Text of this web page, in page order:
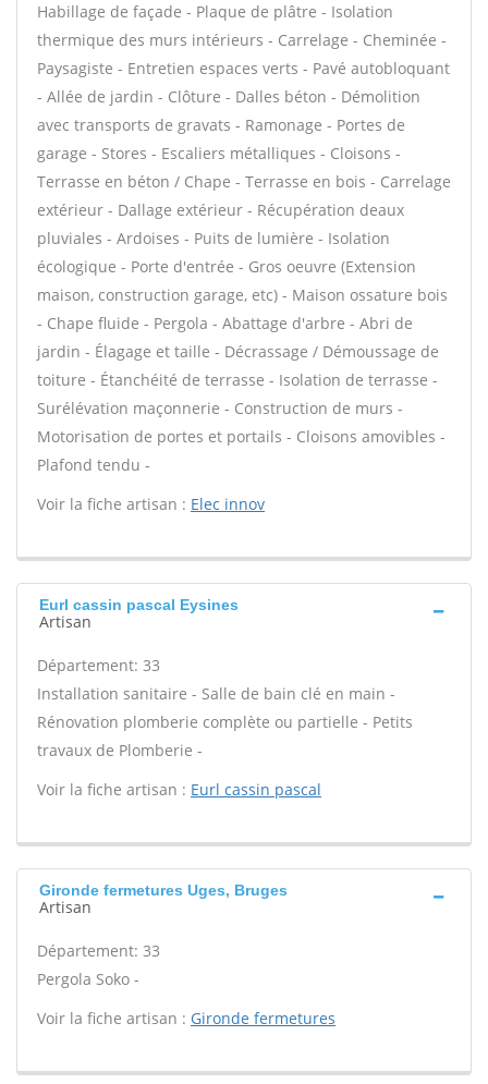
Habillage de façade - Plaque de plâtre - Isolation
thermique des murs intérieurs - Carrelage - Cheminée -
Paysagiste - Entretien espaces verts - Pavé autobloquant
- Allée de jardin - Clôture - Dalles béton - Démolition
avec transports de gravats - Ramonage - Portes de
garage - Stores - Escaliers métalliques - Cloisons -
Terrasse en béton / Chape - Terrasse en bois - Carrelage
extérieur - Dallage extérieur - Récupération deaux
pluviales - Ardoises - Puits de lumière - Isolation
écologique - Porte d'entrée - Gros oeuvre (Extension
maison, construction garage, etc) - Maison ossature bois
- Chape fluide - Pergola - Abattage d'arbre - Abri de
jardin - Élagage et taille - Décrassage / Démoussage de
toiture - Étanchéité de terrasse - Isolation de terrasse -
Surélévation maçonnerie - Construction de murs -
Motorisation de portes et portails - Cloisons amovibles -
Plafond tendu -
Voir la fiche artisan : Elec innov
Eurl cassin pascal Eysines
Artisan
Département: 33
Installation sanitaire - Salle de bain clé en main -
Rénovation plomberie complète ou partielle - Petits
travaux de Plomberie -
Voir la fiche artisan : Eurl cassin pascal
Gironde fermetures Uges, Bruges
Artisan
Département: 33
Pergola Soko -
Voir la fiche artisan : Gironde fermetures